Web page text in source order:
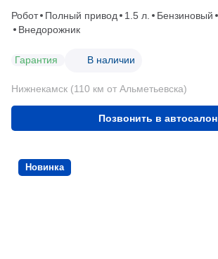
Робот Полный привод 1.5 л. Бензиновый
Внедорожник
Гарантия В наличии
Нижнекамск (110 км от Альметьевска)
Позвонить в автосалон
Новинка